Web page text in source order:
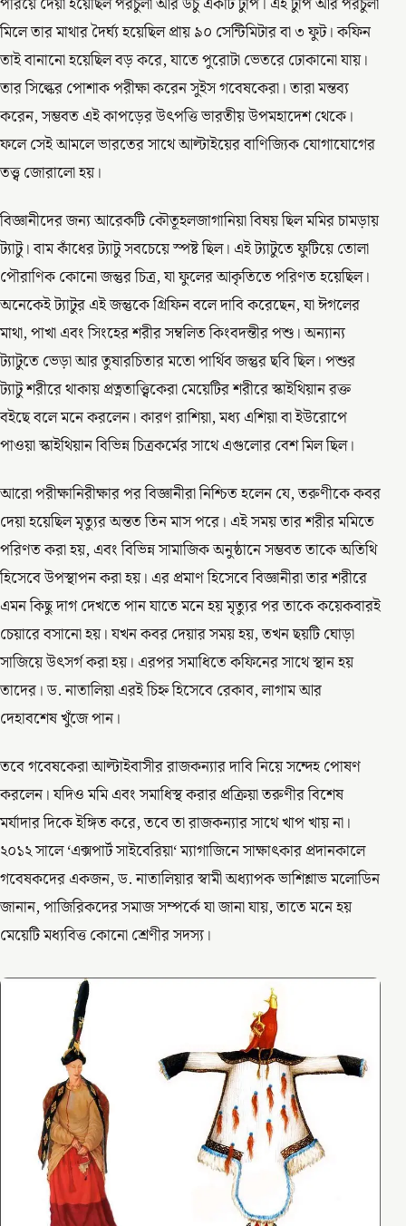
মিলে তার মাথার দৈর্ঘ্য হয়েছিল প্রায় ৯০ সেন্টিমিটার বা ৩ ফুট। কফিন
তাই বানানো হয়েছিল বড় করে, যাতে পুরোটা ভেতরে ঢোকানো যায়।
তার সিল্কের পোশাক পরীক্ষা করেন সুইস গবেষকেরা। তারা মন্তব্য
করেন, সম্ভবত এই কাপড়ের উৎপত্তি ভারতীয় উপমহাদেশ থেকে।
ফলে সেই আমলে ভারতের সাথে আল্টাইয়ের বাণিজ্যিক যোগাযোগের
তত্ত্ব জোরালো হয়।
বিজ্ঞানীদের জন্য আরেকটি কৌতূহলজাগানিয়া বিষয় ছিল মমির চামড়ায়
ট্যাটু। বাম কাঁধের ট্যাটু সবচেয়ে স্পষ্ট ছিল। এই ট্যাটুতে ফুটিয়ে তোলা
পৌরাণিক কোনো জন্তুর চিত্র, যা ফুলের আকৃতিতে পরিণত হয়েছিল।
অনেকেই ট্যাটুর এই জন্তুকে গ্রিফিন বলে দাবি করেছেন, যা ঈগলের
মাথা, পাখা এবং সিংহের শরীর সম্বলিত কিংবদন্তীর পশু। অন্যান্য
ট্যাটুতে ভেড়া আর তুষারচিতার মতো পার্থিব জন্তুর ছবি ছিল। পশুর
ট্যাটু শরীরে থাকায় প্রত্নতাত্ত্বিকেরা মেয়েটির শরীরে স্কাইথিয়ান রক্ত
বইছে বলে মনে করলেন। কারণ রাশিয়া, মধ্য এশিয়া বা ইউরোপে
পাওয়া স্কাইথিয়ান বিভিন্ন চিত্রকর্মের সাথে এগুলোর বেশ মিল ছিল।
আরো পরীক্ষানিরীক্ষার পর বিজ্ঞানীরা নিশ্চিত হলেন যে, তরুণীকে কবর
দেয়া হয়েছিল মৃত্যুর অন্তত তিন মাস পরে। এই সময় তার শরীর মমিতে
পরিণত করা হয়, এবং বিভিন্ন সামাজিক অনুষ্ঠানে সম্ভবত তাকে অতিথি
হিসেবে উপস্থাপন করা হয়। এর প্রমাণ হিসেবে বিজ্ঞানীরা তার শরীরে
এমন কিছু দাগ দেখতে পান যাতে মনে হয় মৃত্যুর পর তাকে কয়েকবারই
চেয়ারে বসানো হয়। যখন কবর দেয়ার সময় হয়, তখন ছয়টি ঘোড়া
সাজিয়ে উৎসর্গ করা হয়। এরপর সমাধিতে কফিনের সাথে স্থান হয়
তাদের। ড. নাতালিয়া এরই চিহ্ন হিসেবে রেকাব, লাগাম আর
দেহাবশেষ খুঁজে পান।
তবে গবেষকেরা আল্টাইবাসীর রাজকন্যার দাবি নিয়ে সন্দেহ পোষণ
করলেন। যদিও মমি এবং সমাধিস্থ করার প্রক্রিয়া তরুণীর বিশেষ
মর্যাদার দিকে ইঙ্গিত করে, তবে তা রাজকন্যার সাথে খাপ খায় না।
২০১২ সালে ‘এক্সপার্ট সাইবেরিয়া‘ ম্যাগাজিনে সাক্ষাৎকার প্রদানকালে
গবেষকদের একজন, ড. নাতালিয়ার স্বামী অধ্যাপক ভাশিশ্লাভ মলোডিন
জানান, পাজিরিকদের সমাজ সম্পর্কে যা জানা যায়, তাতে মনে হয়
মেয়েটি মধ্যবিত্ত কোনো শ্রেণীর সদস্য।